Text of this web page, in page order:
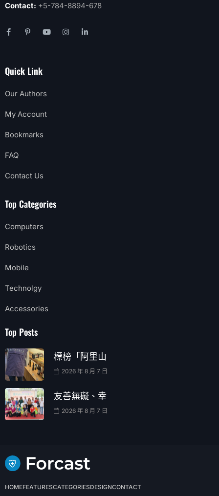
Contact: +5-784-8894-678
Quick Link
Our Authors
My Account
Bookmarks
FAQ
Contact Us
Top Categories
Computers
Robotics
Mobile
Technolgy
Accessories
Top Posts
標榜「阿里山
2026 年 8 月 7 日
友善無礙、幸
2026 年 8 月 7 日
HOMEFEATURESCATEGORIESDESIGNCONTACT